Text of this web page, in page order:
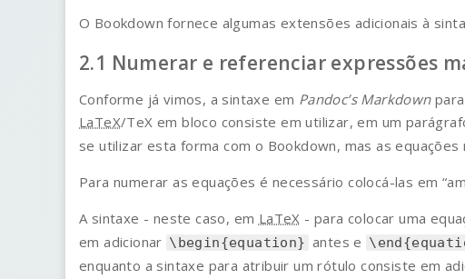
O Bookdown fornece algumas extensões adicionais à
Numerar e referenciar expressões
Conforme já vimos, a sintaxe em Pandoc’s Markdownpara
LaTeX/TeX em bloco consiste em utilizar, em um
se utilizar esta forma com o Bookdown, mas as equações
Para numerar as equações é necessário colocá-las em
A sintaxe - neste caso, em LaTeX - para colocar uma
em adicionar \begin{equation} antes e
enquanto a sintaxe para atribuir um rótulo consiste em